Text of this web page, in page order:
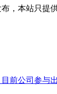
， 本站只提
前公司参与